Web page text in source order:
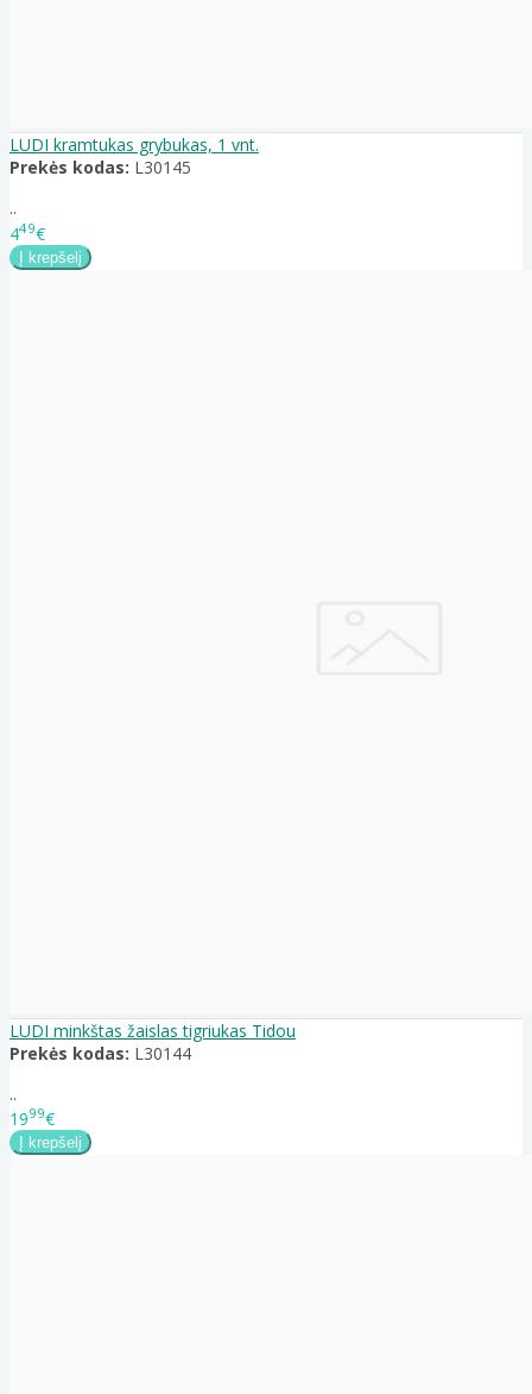
LUDI kramtukas grybukas, 1 vnt.
Prekės kodas: L30145
..
449€
LUDI minkštas žaislas tigriukas Tidou
Prekės kodas: L30144
..
1999€